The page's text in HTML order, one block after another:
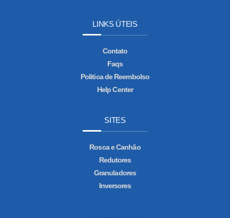
LINKS ÚTEIS
Contato
Faqs
Politica de Reembolso
Help Center
SITES
Rosca e Canhão
Redutores
Granuladores
Inversores